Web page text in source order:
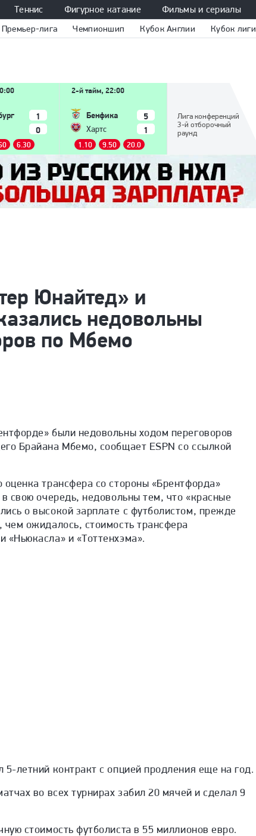
Теннис Фигурное катание Фильмы и сериалы
Премьер-лига Чемпионшип Кубок Англии Кубок лиги
1
0
6.30
2-й тайм, 22:00
Бенфика
Хартс
5
1
1.10 9.50 20.0
Лига конференций
3-й отборочный
раунд
Юнайтед» и
недовольны
по Мбемо
были недовольны ходом переговоров
Брайана Мбемо, сообщает ESPN со ссылкой
трансфера со стороны «Брентфорда»
свою очередь, недовольны тем, что «красные
о высокой зарплате с футболистом, прежде
ожидалось, стоимость трансфера
и «Тоттенхэма».
летний контракт с опцией продления еще на год.
во всех турнирах забил 20 мячей и сделал 9
стоимость футболиста в 55 миллионов евро.